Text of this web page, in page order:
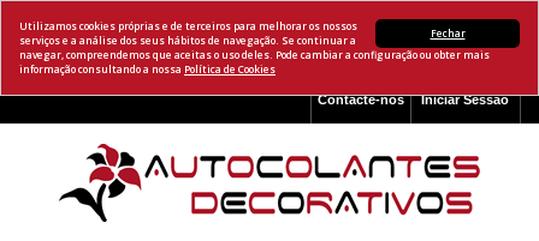
Fechar
Utilizamos cookies próprias e de terceiros para melhorar os nossos
serviços e a análise dos seus hábitos de navegação. Se continuar a
navegar, compreendemos que aceitas o uso deles. Pode cambiar a configuração ou obter mais
informação consultando a nossa Política de Cookies
Iniciar Sessão
Contacte-nos